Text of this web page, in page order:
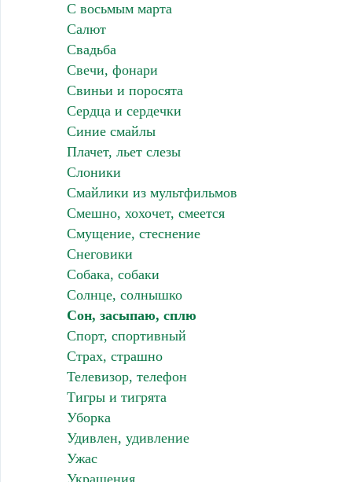
С восьмым марта
Салют
Свадьба
Свечи, фонари
Свиньи и поросята
Сердца и сердечки
Синие смайлы
Плачет, льет слезы
Слоники
Смайлики из мультфильмов
Смешно, хохочет, смеется
Смущение, стеснение
Снеговики
Собака, собаки
Солнце, солнышко
Сон, засыпаю, сплю
Спорт, спортивный
Страх, страшно
Телевизор, телефон
Тигры и тигрята
Уборка
Удивлен, удивление
Ужас